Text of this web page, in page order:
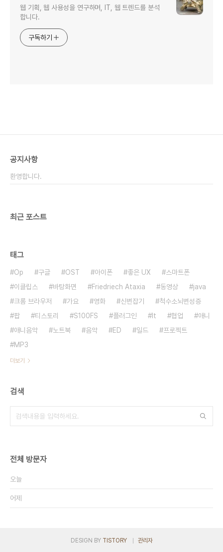
웹 기획, 웹 사용성을 연구하며, IT, 웹 트렌드를 분석
합니다.
구독하기
공지사항
환영합니다.
최근 포스트
태그
Op 구글 OST 아이폰 좋은 UX
스마트폰
이클립스
바탕화면 Friedriech Ataxia 동영상
java
크롬 브라우저
가요 영화 신변잡기
척수소뇌변성증
팝
티스토리 S100FS 플러그인 It 협업
애니
애니음악
노트북 음악 ED 일드
프로젝트
MP3
더보기
검색
전체 방문자
오늘
어제
DESIGN BY TISTORY 관리자